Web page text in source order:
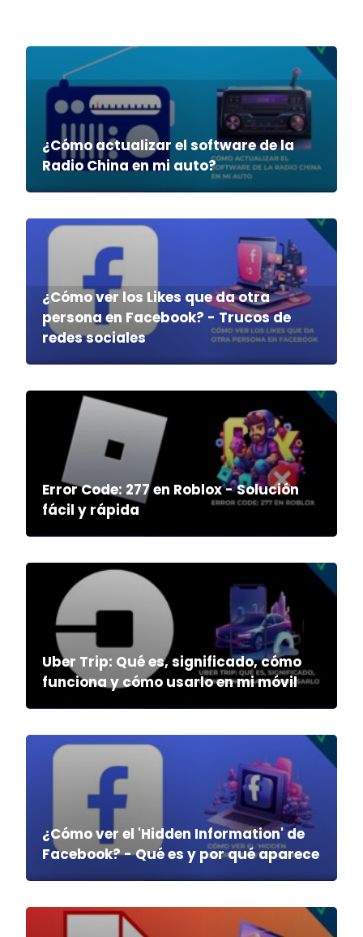
¿Cómo actualizar el software de la
Radio China en mi auto?
¿Cómo ver los Likes que da otra
persona en Facebook? - Trucos de
redes sociales
Error Code: 277 en Roblox - Solución
fácil y rápida
Uber Trip: Qué es, significado, cómo
funciona y cómo usarlo en mi móvil
¿Cómo ver el 'Hidden Information' de
Facebook? - Qué es y por qué aparece